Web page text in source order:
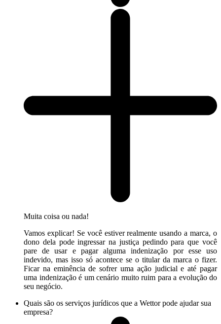
Muita coisa ou nada!
Vamos explicar! Se você estiver realmente usando a marca, o
dono dela pode ingressar na justiça pedindo para que você
pare de usar e pagar alguma indenização por esse uso
indevido, mas isso só acontece se o titular da marca o fizer.
Ficar na eminência de sofrer uma ação judicial e até pagar
uma indenização é um cenário muito ruim para a evolução do
seu negócio.
Quais são os serviços jurídicos que a Wettor pode ajudar sua
empresa?